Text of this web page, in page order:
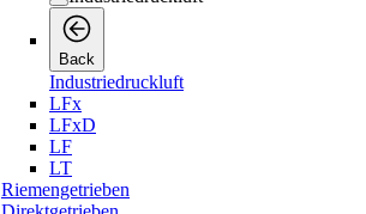
Back
Industriedruckluft
LFx
LFxD
LF
LT
Riemengetrieben